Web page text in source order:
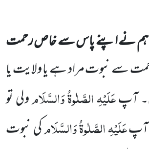
ہم نے اپنے پاس سے خاص رحمت
سے نبوت مراد ہے یا ولایت یا
آپعَلَیْہِ الصَّلٰوۃُ وَالسَّلَامولی تو
آپعَلَیْہِ الصَّلٰوۃُ وَالسَّلَامکی نبوت